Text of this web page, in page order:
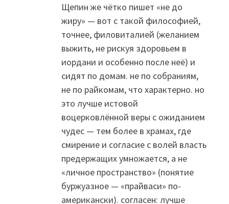
Щепин же чётко пишет «не до
жиру» — вот с такой философией,
точнее, филовиталией (желанием
выжить, не рискуя здоровьем в
иордани и особенно после неё) и
сидят по домам. не по собраниям,
не по райкомам, что характерно. но
это лучше истовой
воцерковлённой веры с ожиданием
чудес — тем более в храмах, где
смирение и согласие с волей власть
предержащих умножается, а не
«личное пространство» (понятие
буржуазное — «прайваси» по-
американски). согласен: лучше